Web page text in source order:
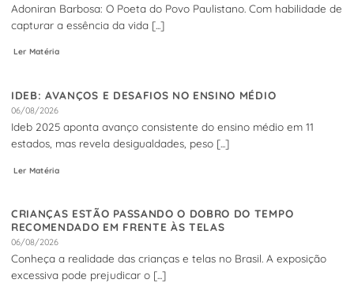
Adoniran Barbosa: O Poeta do Povo Paulistano. Com habilidade de
capturar a essência da vida [...]
Ler Matéria
IDEB: AVANÇOS E DESAFIOS NO ENSINO MÉDIO
06/08/2026
Ideb 2025 aponta avanço consistente do ensino médio em 11
estados, mas revela desigualdades, peso [...]
Ler Matéria
CRIANÇAS ESTÃO PASSANDO O DOBRO DO TEMPO
RECOMENDADO EM FRENTE ÀS TELAS
06/08/2026
Conheça a realidade das crianças e telas no Brasil. A exposição
excessiva pode prejudicar o [...]